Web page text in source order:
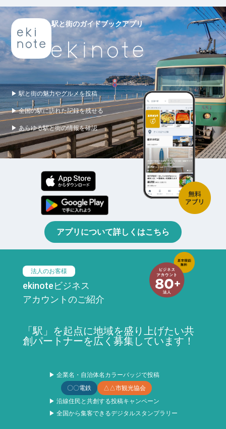
駅と街のガイドブックアプリ
▶ 駅と街の魅力やグルメを投稿
▶ 全国の駅に訪れた記録を残せる
▶ あらゆる駅と街の情報を確認
アプリについて詳しくはこちら
法人のお客様
ekinoteビジネス
アカウントのご紹介
「駅」を起点に地域を盛り上げたい共
創パートナーを広く募集しています！
▶ 企業名・自治体名カラーバッジで投稿
〇〇電鉄
△△市観光協会
▶ 沿線住民と共創する投稿キャンペーン
▶ 全国から集客できるデジタルスタンプラリー